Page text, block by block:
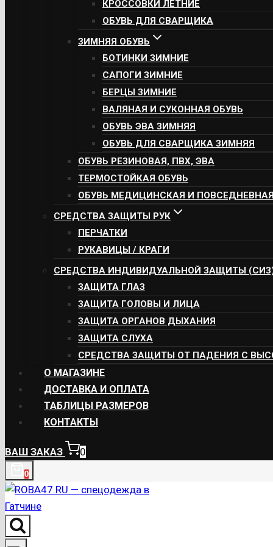
КРОССОВКИ ЛЕТНИЕ
ОБУВЬ ДЛЯ СВАРЩИКА
ЗИМНЯЯ ОБУВЬ
БОТИНКИ ЗИМНИЕ
САПОГИ ЗИМНИЕ
БЕРЦЫ ЗИМНИЕ
ВАЛЯНАЯ И СУКОННАЯ ОБУВЬ
ОБУВЬ ЭВА ЗИМНЯЯ
ОБУВЬ ДЛЯ СВАРЩИКА ЗИМНЯЯ
ОБУВЬ РЕЗИНОВАЯ, ПВХ, ЭВА
ТЕРМОСТОЙКАЯ ОБУВЬ
ОБУВЬ МЕДИЦИНСКАЯ И
СРЕДСТВА ЗАЩИТЫ РУК
ПЕРЧАТКИ
РУКАВИЦЫ / КРАГИ
СРЕДСТВА ИНДИВИДУАЛЬНОЙ ЗАЩИТЫ
ЗАЩИТА ГЛАЗ
ЗАЩИТА ГОЛОВЫ И ЛИЦА
ЗАЩИТА ОРГАНОВ ДЫХАНИЯ
ЗАЩИТА СЛУХА
СРЕДСТВА ЗАЩИТЫ ОТ ПАДЕНИЯ С
О МАГАЗИНЕ
ДОСТАВКА И ОПЛАТА
ТАБЛИЦЫ РАЗМЕРОВ
КОНТАКТЫ
ВАШ ЗАКАЗ 0
0